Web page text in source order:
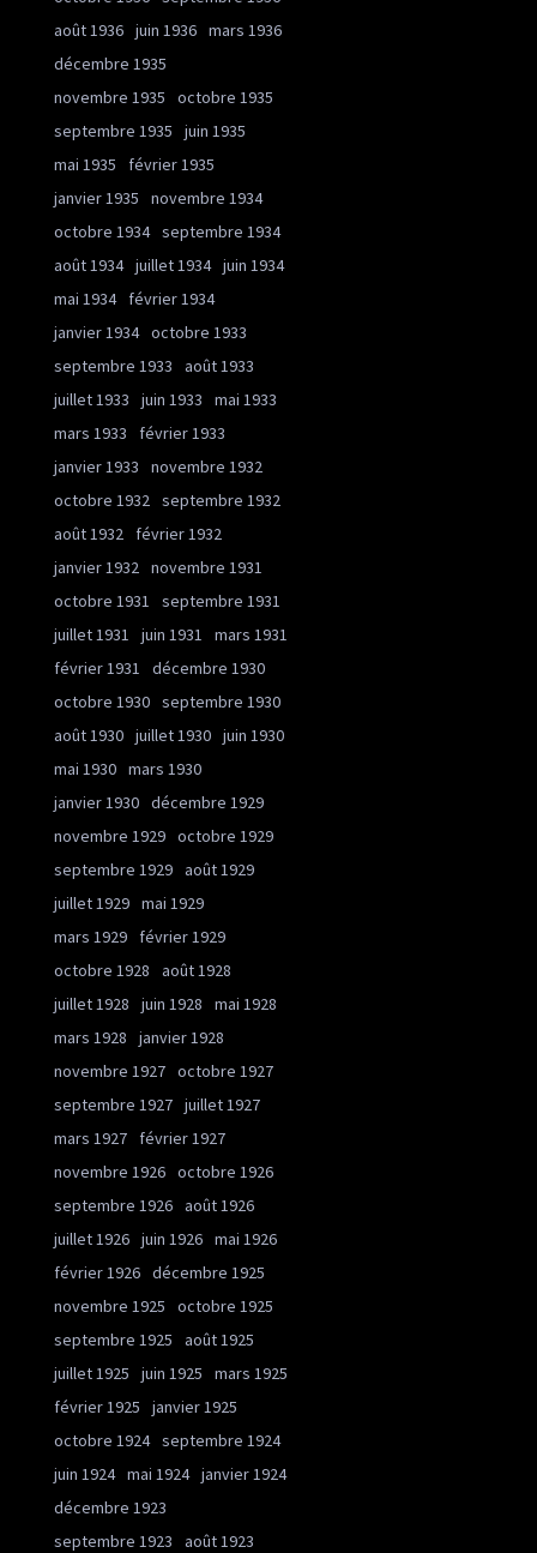
août 1936 juin 1936 mars 1936
décembre 1935
novembre 1935
octobre 1935
septembre 1935
juin 1935
mai 1935
février 1935
janvier 1935
novembre 1934
octobre 1934 septembre 1934
août 1934 juillet 1934 juin 1934
mai 1934
février 1934
janvier 1934 octobre 1933
septembre 1933
août 1933
juillet 1933
juin 1933
mai 1933
mars 1933
février 1933
janvier 1933
novembre 1932
octobre 1932 septembre 1932
août 1932
février 1932
janvier 1932 novembre 1931
octobre 1931
septembre 1931
juillet 1931
juin 1931
mars 1931
février 1931
décembre 1930
octobre 1930 septembre 1930
août 1930 juillet 1930 juin 1930
mai 1930 mars 1930
janvier 1930 décembre 1929
novembre 1929 octobre 1929
septembre 1929 août 1929
juillet 1929 mai 1929
mars 1929
février 1929
octobre 1928
août 1928
juillet 1928
juin 1928
mai 1928
mars 1928
janvier 1928
novembre 1927 octobre 1927
septembre 1927 juillet 1927
mars 1927
février 1927
novembre 1926 octobre 1926
septembre 1926 août 1926
juillet 1926 juin 1926 mai 1926
février 1926 décembre 1925
novembre 1925
octobre 1925
septembre 1925
août 1925
juillet 1925
juin 1925
mars 1925
février 1925
janvier 1925
octobre 1924 septembre 1924
juin 1924 mai 1924 janvier 1924
décembre 1923
septembre 1923
août 1923